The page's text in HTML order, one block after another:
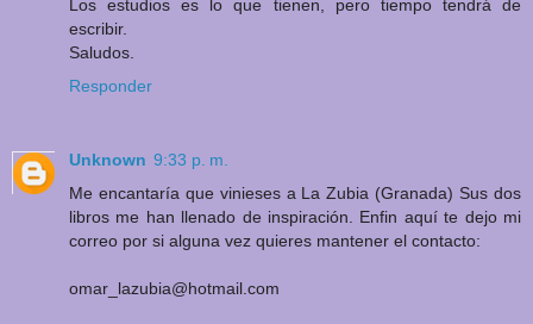
Los estudios es lo que tienen, pero tiempo tendrá de
escribir.
Saludos.
Responder
Unknown 9:33 p. m.
Me encantaría que vinieses a La Zubia (Granada) Sus dos
libros me han llenado de inspiración. Enfin aquí te dejo mi
correo por si alguna vez quieres mantener el contacto:
omar_lazubia@hotmail.com